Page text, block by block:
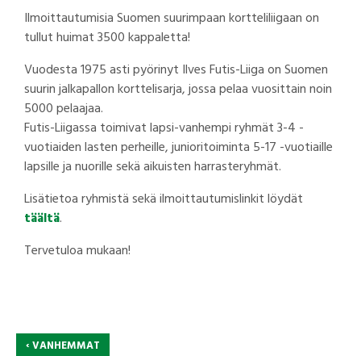
Ilmoittautumisia Suomen suurimpaan kortteliliigaan on
tullut huimat 3500 kappaletta!
Vuodesta 1975 asti pyörinyt Ilves Futis-Liiga on Suomen
suurin jalkapallon korttelisarja, jossa pelaa vuosittain noin
5000 pelaajaa.
Futis-Liigassa toimivat lapsi-vanhempi ryhmät 3-4 -
vuotiaiden lasten perheille, junioritoiminta 5-17 -vuotiaille
lapsille ja nuorille sekä aikuisten harrasteryhmät.
Lisätietoa ryhmistä sekä ilmoittautumislinkit löydät
täältä.
Tervetuloa mukaan!
‹VANHEMMAT